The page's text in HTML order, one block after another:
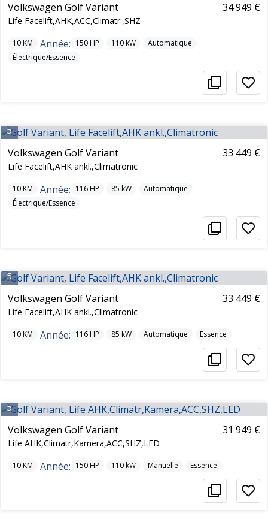
Volkswagen Golf Variant
Life Facelift,AHK,ACC,Climatr.,SHZ
34 949 €
10KM Année: 150HP 110kW
Automatique
Électrique/Essence
5
Volkswagen Golf Variant
Life Facelift,AHK ankl.,Climatronic
33 449 €
10KM Année: 116HP 85 kW
Automatique
Électrique/Essence
5
Volkswagen Golf Variant
Life Facelift,AHK ankl.,Climatronic
33 449 €
10KM Année: 116HP 85 kW Automatique Essence
5
Volkswagen Golf Variant
Life AHK,Climatr,Kamera,ACC,SHZ,LED
31 949 €
10KM Année: 150HP 110kW Manuelle Essence